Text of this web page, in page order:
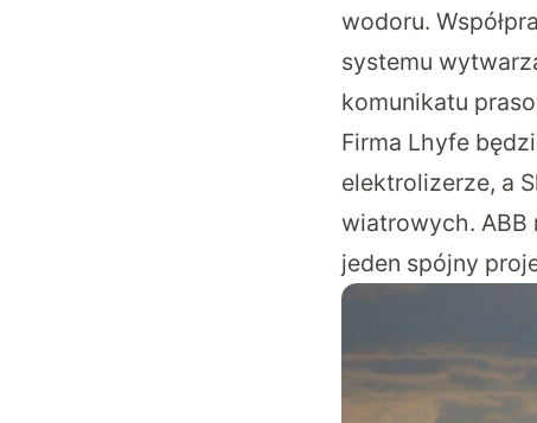
wodoru.
systemu
komunikatu
Firma Lhyfe
elektrolizerze, a
wiatrowych. ABB
jeden spójny